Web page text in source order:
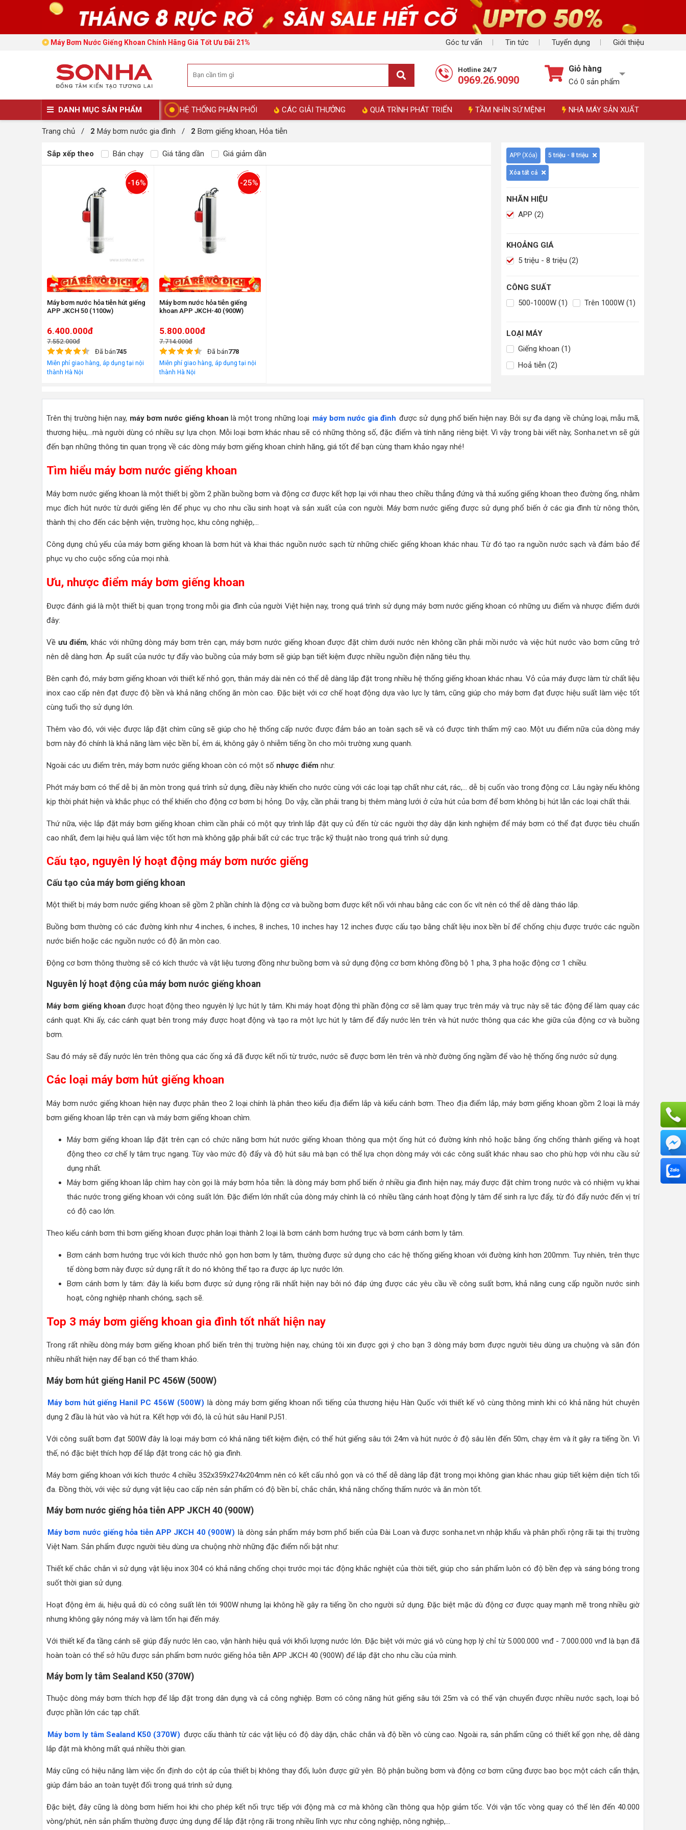
Góc tư vấn Tin tức Tuyển dụng Giới thiệu
Máy Bơm Nước Giếng Khoan Chính Hãng Giá Tốt Ưu Đãi 21%
Hotline 24/7
0969.26.9090
Giỏ hàng
Có 0 sản phẩm
DANH MỤC SẢN PHẨM HỆ THỐNG PHÂN PHỐI CÁC GIẢI THƯỞNG QUÁ TRÌNH PHÁT TRIỂN TẦM NHÌN SỨ MỆNH NHÀ MÁY SẢN XUẤT
Trang chủ / 2 Máy bơm nước gia đình / 2 Bơm giếng khoan, Hỏa tiễn
Sắp xếp theo Bán chạy Giá tăng dần Giá giảm dần
-16%
Máy bơm nước hỏa tiễn hút giếng
APP JKCH 50 (1100w)
6.400.000đ
7.552.000đ
Đã bán745
Miễn phí giao hàng, áp dụng tại nội
thành Hà Nội
-25%
Máy bơm nước hỏa tiễn giếng
khoan APP JKCH-40 (900W)
5.800.000đ
7.714.000đ
Đã bán778
Miễn phí giao hàng, áp dụng tại nội
thành Hà Nội
APP (Xóa) 5 triệu - 8 triệu
Xóa tất cả
NHÃN HIỆU
APP (2)
KHOẢNG GIÁ
5 triệu - 8 triệu (2)
CÔNG SUẤT
500-1000W (1)
Trên 1000W (1)
LOẠI MÁY
Giếng khoan (1)
Hoả tiễn (2)
Trên thị trường hiện nay, máy bơm nước giếng khoan là một trong những loại máy bơm nước gia đình được sử dụng phổ biến hiện nay. Bởi sự đa dạng về chủng loại, mẫu mã,
thương hiệu,...mà người dùng có nhiều sự lựa chọn. Mỗi loại bơm khác nhau sẽ có những thông số, đặc điểm và tính năng riêng biệt. Vì vậy trong bài viết này, Sonha.net.vn sẽ gửi
đến bạn những thông tin quan trọng về các dòng máy bơm giếng khoan chính hãng, giá tốt để bạn cùng tham khảo ngay nhé!
Tìm hiểu máy bơm nước giếng khoan
Máy bơm nước giếng khoan là một thiết bị gồm 2 phần buồng bơm và động cơ được kết hợp lại với nhau theo chiều thẳng đứng và thả xuống giếng khoan theo đường ống, nhằm
mục đích hút nước từ dưới giếng lên để phục vụ cho nhu cầu sinh hoạt và sản xuất của con người. Máy bơm nước giếng được sử dụng phổ biến ở các gia đình từ nông thôn,
thành thị cho đến các bệnh viện, trường học, khu công nghiệp,...
Công dụng chủ yếu của máy bơm giếng khoan là bơm hút và khai thác nguồn nước sạch từ những chiếc giếng khoan khác nhau. Từ đó tạo ra nguồn nước sạch và đảm bảo để
phục vụ cho cuộc sống của mọi nhà.
Ưu, nhược điểm máy bơm giếng khoan
Được đánh giá là một thiết bị quan trọng trong mỗi gia đình của người Việt hiện nay, trong quá trình sử dụng máy bơm nước giếng khoan có những ưu điểm và nhược điểm dưới
đây:
Về ưu điểm, khác với những dòng máy bơm trên cạn, máy bơm nước giếng khoan được đặt chìm dưới nước nên không cần phải mồi nước và việc hút nước vào bơm cũng trở
nên dễ dàng hơn. Áp suất của nước tự đẩy vào buồng của máy bơm sẽ giúp bạn tiết kiệm được nhiều nguồn điện năng tiêu thụ.
Bên cạnh đó, máy bơm giếng khoan với thiết kế nhỏ gọn, thân máy dài nên có thể dễ dàng lắp đặt trong nhiều hệ thống giếng khoan khác nhau. Vỏ của máy được làm từ chất liệu
inox cao cấp nên đạt được độ bền và khả năng chống ăn mòn cao. Đặc biệt với cơ chế hoạt động dựa vào lực ly tâm, cũng giúp cho máy bơm đạt được hiệu suất làm việc tốt
cùng tuổi thọ sử dụng lớn.
Thêm vào đó, với việc được lắp đặt chìm cũng sẽ giúp cho hệ thống cấp nước được đảm bảo an toàn sạch sẽ và có được tính thẩm mỹ cao. Một ưu điểm nữa của dòng máy
bơm này đó chính là khả năng làm việc bền bỉ, êm ái, không gây ô nhiễm tiếng ồn cho môi trường xung quanh.
Ngoài các ưu điểm trên, máy bơm nước giếng khoan còn có một số nhược điểm như:
Phớt máy bơm có thể dễ bị ăn mòn trong quá trình sử dụng, điều này khiến cho nước cùng với các loại tạp chất như cát, rác,... dễ bị cuốn vào trong động cơ. Lâu ngày nếu không
kịp thời phát hiện và khắc phục có thể khiến cho động cơ bơm bị hỏng. Do vậy, cần phải trang bị thêm màng lưới ở cửa hút của bơm để bơm không bị hút lẫn các loại chất thải.
Thứ nữa, việc lắp đặt máy bơm giếng khoan chìm cần phải có một quy trình lắp đặt quy củ đến từ các người thợ dày dặn kinh nghiệm để máy bơm có thể đạt được tiêu chuẩn
cao nhất, đem lại hiệu quả làm việc tốt hơn mà không gặp phải bất cứ các trục trặc kỹ thuật nào trong quá trình sử dụng.
Cấu tạo, nguyên lý hoạt động máy bơm nước giếng
Cấu tạo của máy bơm giếng khoan
Một thiết bị máy bơm nước giếng khoan sẽ gồm 2 phần chính là động cơ và buồng bơm được kết nối với nhau bằng các con ốc vít nên có thể dễ dàng tháo lắp.
Buồng bơm thường có các đường kính như 4 inches, 6 inches, 8 inches, 10 inches hay 12 inches được cấu tạo bằng chất liệu inox bền bỉ để chống chịu được trước các nguồn
nước biển hoặc các nguồn nước có độ ăn mòn cao.
Động cơ bơm thông thường sẽ có kích thước và vật liệu tương đồng như buồng bơm và sử dụng động cơ bơm không đồng bộ 1 pha, 3 pha hoặc động cơ 1 chiều.
Nguyên lý hoạt động của máy bơm nước giếng khoan
Máy bơm giếng khoan được hoạt động theo nguyên lý lực hút ly tâm. Khi máy hoạt động thì phần động cơ sẽ làm quay trục trên máy và trục này sẽ tác động để làm quay các
cánh quạt. Khi ấy, các cánh quạt bên trong máy được hoạt động và tạo ra một lực hút ly tâm để đẩy nước lên trên và hút nước thông qua các khe giữa của động cơ và buồng
bơm.
Sau đó máy sẽ đẩy nước lên trên thông qua các ống xả đã được kết nối từ trước, nước sẽ được bơm lên trên và nhờ đường ống ngầm để vào hệ thống ống nước sử dụng.
Các loại máy bơm hút giếng khoan
Máy bơm nước giếng khoan hiện nay được phân theo 2 loại chính là phân theo kiểu địa điểm lắp và kiểu cánh bơm. Theo địa điểm lắp, máy bơm giếng khoan gồm 2 loại là máy
bơm giếng khoan lắp trên cạn và máy bơm giếng khoan chìm.
Máy bơm giếng khoan lắp đặt trên cạn có chức năng bơm hút nước giếng khoan thông qua một ống hút có đường kính nhỏ hoặc bằng ống chống thành giếng và hoạt
động theo cơ chế ly tâm trục ngang. Tùy vào mức độ đẩy và độ hút sâu mà bạn có thể lựa chọn dòng máy với các công suất khác nhau sao cho phù hợp với nhu cầu sử
dụng nhất.
Máy bơm giếng khoan lắp chìm hay còn gọi là máy bơm hỏa tiễn: là dòng máy bơm phổ biến ở nhiều gia đình hiện nay, máy được đặt chìm trong nước và có nhiệm vụ khai
thác nước trong giếng khoan với công suất lớn. Đặc điểm lớn nhất của dòng máy chình là có nhiều tầng cánh hoạt động ly tâm để sinh ra lực đẩy, từ đó đẩy nước đến vị trí
có độ cao lớn.
Theo kiểu cánh bơm thì bơm giếng khoan được phân loại thành 2 loại là bơm cánh bơm hướng trục và bơm cánh bơm ly tâm.
Bơm cánh bơm hướng trục với kích thước nhỏ gọn hơn bơm ly tâm, thường được sử dụng cho các hệ thống giếng khoan với đường kính hơn 200mm. Tuy nhiên, trên thực
tế dòng bơm này được sử dụng rất ít do nó không thể tạo ra được áp lực nước lớn.
Bơm cánh bơm ly tâm: đây là kiểu bơm được sử dụng rộng rãi nhất hiện nay bởi nó đáp ứng được các yêu cầu về công suất bơm, khả năng cung cấp nguồn nước sinh
hoạt, công nghiệp nhanh chóng, sạch sẽ.
Top 3 máy bơm giếng khoan gia đình tốt nhất hiện nay
Trong rất nhiều dòng máy bơm giếng khoan phổ biến trên thị trường hiện nay, chúng tôi xin được gợi ý cho bạn 3 dòng máy bơm được người tiêu dùng ưa chuộng và săn đón
nhiều nhất hiện nay để bạn có thể tham khảo.
Máy bơm hút giếng Hanil PC 456W (500W)
Máy bơm hút giếng Hanil PC 456W (500W) là dòng máy bơm giếng khoan nổi tiếng của thương hiệu Hàn Quốc với thiết kế vô cùng thông minh khi có khả năng hút chuyên
dụng 2 đầu là hút vào và hút ra. Kết hợp với đó, là củ hút sâu Hanil PJ51.
Với công suất bơm đạt 500W đây là loại máy bơm có khả năng tiết kiệm điện, có thể hút giếng sâu tới 24m và hút nước ở độ sâu lên đến 50m, chạy êm và ít gây ra tiếng ồn. Vì
thế, nó đặc biệt thích hợp để lắp đặt trong các hộ gia đình.
Máy bơm giếng khoan với kích thước 4 chiều 352x359x274x204mm nên có kết cấu nhỏ gọn và có thể dễ dàng lắp đặt trong mọi không gian khác nhau giúp tiết kiệm diện tích tối
đa. Đồng thời, với việc sử dụng vật liệu cao cấp nên sản phẩm có độ bền bỉ, chắc chắn, khả năng chống thấm nước và ăn mòn tốt.
Máy bơm nước giếng hỏa tiễn APP JKCH 40 (900W)
Máy bơm nước giếng hỏa tiễn APP JKCH 40 (900W) là dòng sản phẩm máy bơm phổ biến của Đài Loan và được sonha.net.vn nhập khẩu và phân phối rộng rãi tại thị trường
Việt Nam. Sản phẩm được người tiêu dùng ưa chuộng nhờ những đặc điểm nổi bật như:
Thiết kế chắc chắn vì sử dụng vật liệu inox 304 có khả năng chống chọi trước mọi tác động khắc nghiệt của thời tiết, giúp cho sản phẩm luôn có độ bền đẹp và sáng bóng trong
suốt thời gian sử dụng.
Hoạt động êm ái, hiệu quả dù có công suất lên tới 900W nhưng lại không hề gây ra tiếng ồn cho người sử dụng. Đặc biệt mặc dù động cơ được quay mạnh mẽ trong nhiều giờ
nhưng không gây nóng máy và làm tổn hại đến máy.
Với thiết kế đa tầng cánh sẽ giúp đẩy nước lên cao, vận hành hiệu quả với khối lượng nước lớn. Đặc biệt với mức giá vô cùng hợp lý chỉ từ 5.000.000 vnđ - 7.000.000 vnđ là bạn đã
hoàn toàn có thể sở hữu được sản phẩm bơm nước giếng hỏa tiễn APP JKCH 40 (900W) để lắp đặt cho nhu cầu của mình.
Máy bơm ly tâm Sealand K50 (370W)
Thuộc dòng máy bơm thích hợp để lắp đặt trong dân dụng và cả công nghiệp. Bơm có công năng hút giếng sâu tới 25m và có thể vận chuyển được nhiều nước sạch, loại bỏ
được phần lớn các tạp chất.
Máy bơm ly tâm Sealand K50 (370W) được cấu thành từ các vật liệu có độ dày dặn, chắc chắn và độ bền vô cùng cao. Ngoài ra, sản phẩm cũng có thiết kế gọn nhẹ, dễ dàng
lắp đặt mà không mất quá nhiều thời gian.
Máy cũng có hiệu năng làm việc ổn định do cột áp của thiết bị không thay đổi, luôn được giữ yên. Bộ phận buồng bơm và động cơ bơm cũng được bao bọc một cách cẩn thận,
giúp đảm bảo an toàn tuyệt đối trong quá trình sử dụng.
Đặc biệt, đây cũng là dòng bơm hiếm hoi khi cho phép kết nối trực tiếp với động mà cơ mà không cần thông qua hộp giảm tốc. Với vận tốc vòng quay có thể lên đến 40.000
vòng/phút, nên sản phẩm thường được ứng dụng để lắp đặt rộng rãi trong nhiều lĩnh vực như công nghiệp, nông nghiệp,...